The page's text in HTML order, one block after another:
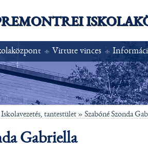
Virtute vinces
Iskolavezetés, tantestület » Szabóné Szonda
Gabriella